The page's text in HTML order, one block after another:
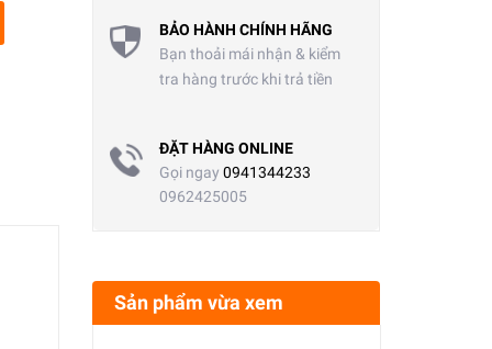
BẢO HÀNH CHÍNH HÃNG
Bạn thoải mái nhận & kiểm
tra hàng trước khi trả tiền
ĐẶT HÀNG ONLINE
Gọi ngay 0941344233
0962425005
Sản phẩm vừa xem